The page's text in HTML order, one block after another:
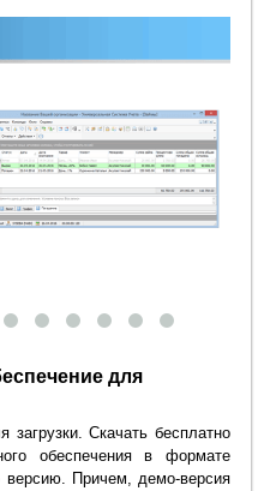
для
Скачать бесплатно
обеспечения в формате
версию. Причем, демо-версия